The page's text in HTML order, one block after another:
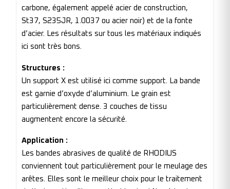
carbone, également appelé acier de construction,
St37, S235JR, 1.0037 ou acier noir) et de la fonte
d’acier. Les résultats sur tous les matériaux indiqués
ici sont très bons.
Structures :
Un support X est utilisé ici comme support. La bande
est garnie d’oxyde d’aluminium. Le grain est
particulièrement dense. 3 couches de tissu
augmentent encore la sécurité.
Application :
Les bandes abrasives de qualité de RHODIUS
conviennent tout particulièrement pour le meulage des
arêtes. Elles sont le meilleur choix pour le traitement